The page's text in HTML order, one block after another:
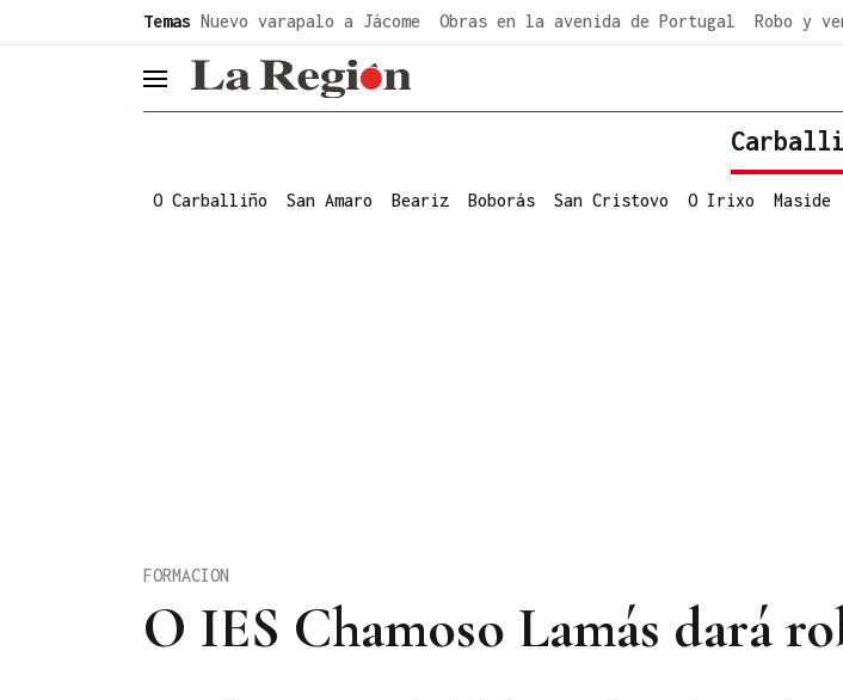
Temas Nuevo varapalo a Jácome Obras en la avenida de Portugal Robo y
header.menu.open
O Carballiño San Amaro Beariz Boborás San Cristovo O Irixo Maside
O IES Chamoso Lamás dará
FORMACION